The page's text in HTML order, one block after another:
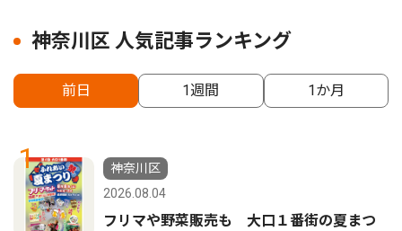
神奈川区 人気記事ランキング
前日 1週間 1か月
1
神奈川区
2026.08.04
フリマや野菜販売も 大口１番街の夏まつ